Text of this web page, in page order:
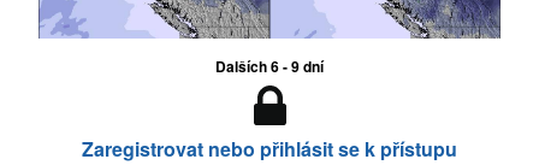
Dalších 6 - 9 dní
Zaregistrovat nebo přihlásit se k přístupu